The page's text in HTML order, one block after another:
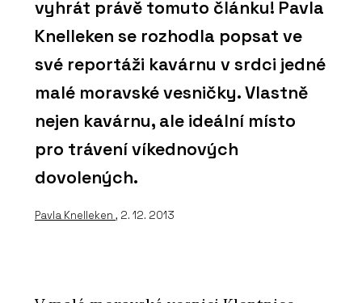
vyhrát právě tomuto článku! Pavla
Knelleken se rozhodla popsat ve
své reportáži kavárnu v srdci jedné
malé moravské vesničky. Vlastně
nejen kavárnu, ale ideální místo
pro trávení víkednových
dovolených.
Pavla Knelleken , 2. 12. 2013